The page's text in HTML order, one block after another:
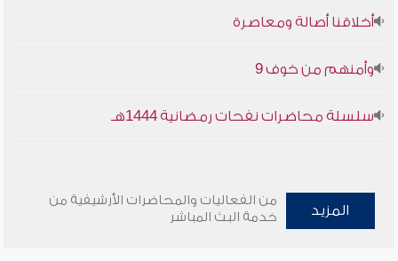
أخلاقنا أصالة ومعاصرة
وأمنهم من خوف 9
سلسلة محاضرات نفحات رمضانية 1444هـ
المزيد
من الفعاليات والمحاضرات الأرشيفية من
خدمة البث المباشر